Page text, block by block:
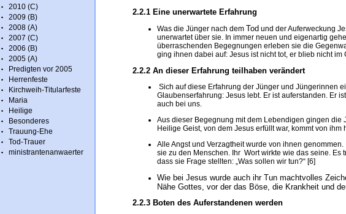
2010 (C)
2009 (B)
2008 (A)
2007 (C)
2006 (B)
2005 (A)
Predigten vor 2005
Herrenfeste
Kirchweih-Titularfeste
Maria
Heilige
Besonderes
Trauung-Ehe
Tod-Trauer
ministrantenanwaerter
2.2.1 Eine unerwartete Erfahrung
Was die Jünger nach dem Tod und der Auferweckung
unerwartet über sie. In immer neuen und eigenartig
überraschenden Begegnungen erleben sie die
ging ihnen dabei auf: Jesus ist nicht tot, er blieb nicht im
2.2.2 An dieser Erfahrung teilhaben verändert
Sich auf diese Erfahrung der Jünger und Jüngerinnen
Glaubenserfahrung: Jesus lebt. Er ist auferstanden. Er
auch bei uns.
Aus dieser Begegnung mit dem Lebendigen gingen die
Heilige Geist, von dem Jesus erfüllt war, kommt von ihm
Alle Angst und Verzagtheit wurde von ihnen
sie zu den Menschen. Ihr Wort wirkte wie das seine. Es
dass sie Frage stellten: „Was sollen wir tun?“ [6]
Wie bei Jesus wurde auch ihr Tun machtvolles
Nähe Gottes, vor der das Böse, die Krankheit und
2.2.3 Boten des Auferstandenen werden